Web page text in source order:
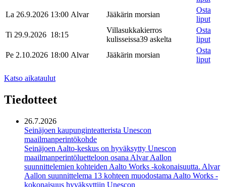
La 26.9.2026 13:00 Alvar Jääkärin morsian
Osta
liput
Ti 29.9.2026 18:15
Villasukkakierros
kulisseissa39 askelta
Osta
liput
Pe 2.10.2026 18:00 Alvar Jääkärin morsian
Osta
liput
Katso aikataulut
Tiedotteet
26.7.2026
Seinäjoen kaupunginteatterista Unescon
maailmanperintökohde
Seinäjoen Aalto-keskus on hyväksytty Unescon
maailmanperintöluetteloon osana Alvar Aallon
suunnittelemien kohteiden Aalto Works -kokonaisuutta. Alvar
Aallon suunnittelema 13 kohteen muodostama Aalto Works -
kokonaisuus hyväksyttiin Unescon